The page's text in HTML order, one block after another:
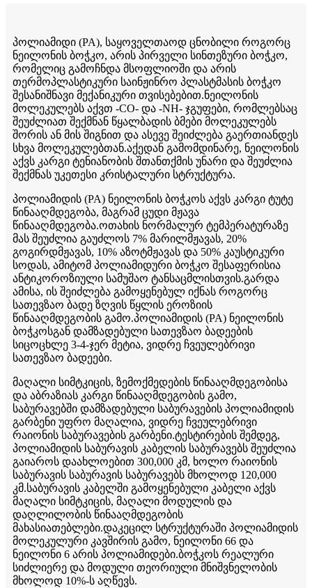
პოლიამიდი (PA), საყოველთაოდ ცნობილი როგორც
ნეილონის ბოჭკო, არის პირველი სინთეზური ბოჭკო,
რომელიც გამოჩნდა მსოფლიოში და არის
თერმოპლასტიკური საინჟინრო პლასტმასის ბოჭკო
შესანიშნავი მექანიკური თვისებებით.ნეილონის
მოლეკულებს აქვთ -CO- და -NH- ჯგუფები, რომლებსაც
შეუძლიათ შექმნან წყალბადის ბმები მოლეკულებს
შორის ან მის შიგნით და ასევე შეიძლება გაერთიანდეს
სხვა მოლეკულებთან.აქედან გამომდინარე, ნეილონის
აქვს კარგი ტენიანობის შთანთქმის უნარი და შეუძლია
შექმნას უკეთესი კრისტალური სტრუქტურა.
პოლიამიდის (PA) ნეილონის ბოჭკოს აქვს კარგი ტუტე
წინააღმდეგობა, მაგრამ ცუდი მჟავა
წინააღმდეგობა.ოთახის ნორმალურ ტემპერატურაზე
მას შეუძლია გაუძლოს 7% მარილმჟავას, 20%
გოგირდმჟავას, 10% აზოტმჟავას და 50% კაუსტიკური
სოდას, ამიტომ პოლიამიდური ბოჭკო შესაფერისია
ანტიკოროზიული სამუშაო ტანსაცმლისთვის.გარდა
ამისა, ის შეიძლება გამოყენებულ იქნას როგორც
სათევზაო ბადე ზღვის წყლის ეროზიის
წინააღმდეგობის გამო.პოლიამიდის (PA) ნეილონის
ბოჭკოსგან დამზადებული სათევზაო ბადეების
სიცოცხლე 3-4-ჯერ მეტია, ვიდრე ჩვეულებრივი
სათევზაო ბადეები.
მაღალი სიმტკიცის, ზემოქმედების წინააღმდეგობისა
და აბრაზიას კარგი წინააღმდეგობის გამო,
საბურავებში დამზადებული საბურავების პოლიამიდის
გარბენი უფრო მაღალია, ვიდრე ჩვეულებრივი
რაიონის საბურავების გარბენი.ტესტირების შემდეგ,
პოლიამიდის საბურავის კაბელის საბურავებს შეუძლია
გაიაროს დაახლოებით 300,000 კმ, ხოლო რაიონის
საბურავის საბურავის საბურავებს მხოლოდ 120,000
კმ.საბურავის კაბელში გამოყენებული კაბელი აქვს
მაღალი სიმტკიცის, მაღალი მოდულის და
დაღლილობის წინააღმდეგობის
მახასიათებლები.დაკეცილ სტრუქტურაში პოლიამიდის
მოლეკულური კავშირის გამო, ნეილონი 66 და
ნეილონი 6 არის პოლიამიდები.ბოჭკოს რეალური
სიძლიერე და მოდული თეორიული მნიშვნელობის
მხოლოდ 10%-ს აღწევს.